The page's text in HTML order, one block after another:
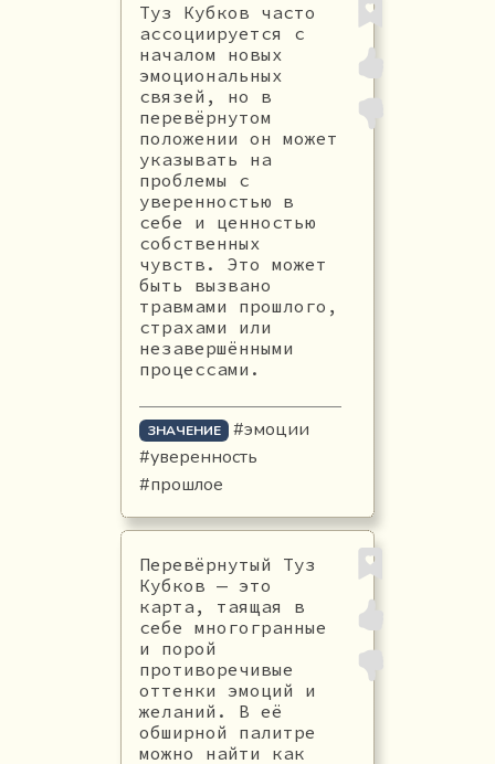
Туз Кубков часто
ассоциируется с
началом новых
эмоциональных
связей, но в
перевёрнутом
положении он может
указывать на
проблемы с
уверенностью в
себе и ценностью
собственных
чувств. Это может
быть вызвано
травмами прошлого,
страхами или
незавершёнными
процессами.
ЗНАЧЕНИЕ
#эмоции
#уверенность
#прошлое
Перевёрнутый Туз
Кубков — это
карта, таящая в
себе многогранные
и порой
противоречивые
оттенки эмоций и
желаний. В её
обширной палитре
можно найти как